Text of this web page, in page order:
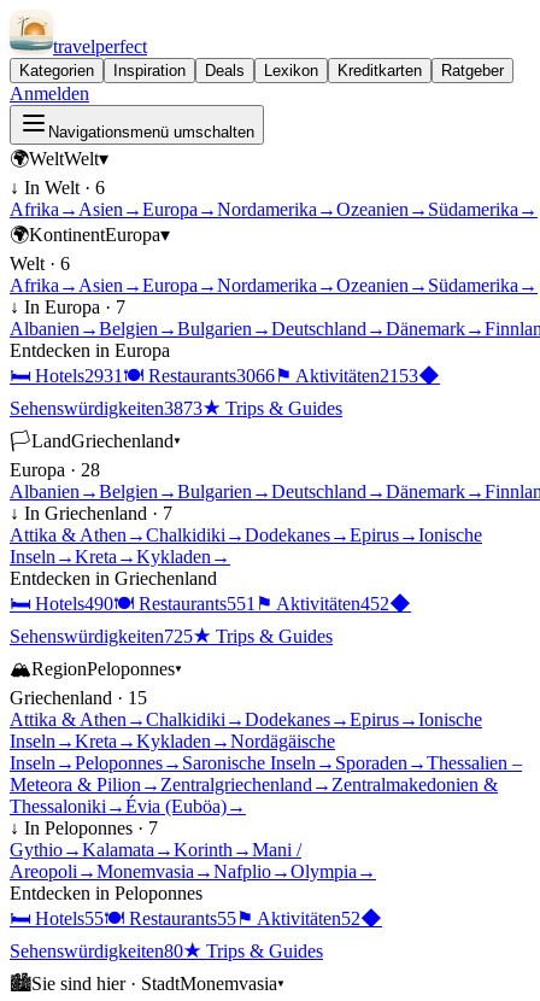
travelperfect
Kategorien Inspiration Deals Lexikon Kreditkarten Ratgeber
Anmelden
Navigationsmenü umschalten
🌍WeltWelt▾
↓ In Welt · 6
Afrika → Asien →Europa →Nordamerika →Ozeanien → Südamerika →
🌍KontinentEuropa▾
Welt · 6
Afrika → Asien →Europa →Nordamerika →Ozeanien → Südamerika →
↓ In Europa · 7
Albanien →Belgien →Bulgarien →Deutschland →Dänemark→
Entdecken in Europa
🛏 Hotels2931 🍽 Restaurants3066⚑ Aktivitäten2153◆
Sehenswürdigkeiten3873★ Trips & Guides
🏳LandGriechenland▾
Europa · 28
Albanien →Belgien →Bulgarien →Deutschland →Dänemark→
↓ In Griechenland · 7
Attika & Athen →Chalkidiki →Dodekanes→Epirus→Ionische
Inseln →Kreta →Kykladen →
Entdecken in Griechenland
🛏 Hotels490🍽 Restaurants551 ⚑ Aktivitäten452◆
Sehenswürdigkeiten725★ Trips & Guides
🏔RegionPeloponnes▾
Griechenland · 15
Attika & Athen →Chalkidiki →Dodekanes→Epirus→Ionische
Inseln →Kreta →Kykladen →Nordägäische
Inseln →Peloponnes→ Saronische Inseln → Sporaden →Thessalien –
Meteora & Pilion → Zentralgriechenland → Zentralmakedonien &
Thessaloniki →Évia (Euböa)→
↓ In Peloponnes · 7
Gythio→Kalamata →Korinth →Mani /
Areopoli →Monemvasia →Nafplio→Olympia →
Entdecken in Peloponnes
🛏 Hotels55🍽 Restaurants55⚑ Aktivitäten52◆
Sehenswürdigkeiten80★ Trips & Guides
🏙Sie sind hier · StadtMonemvasia▾